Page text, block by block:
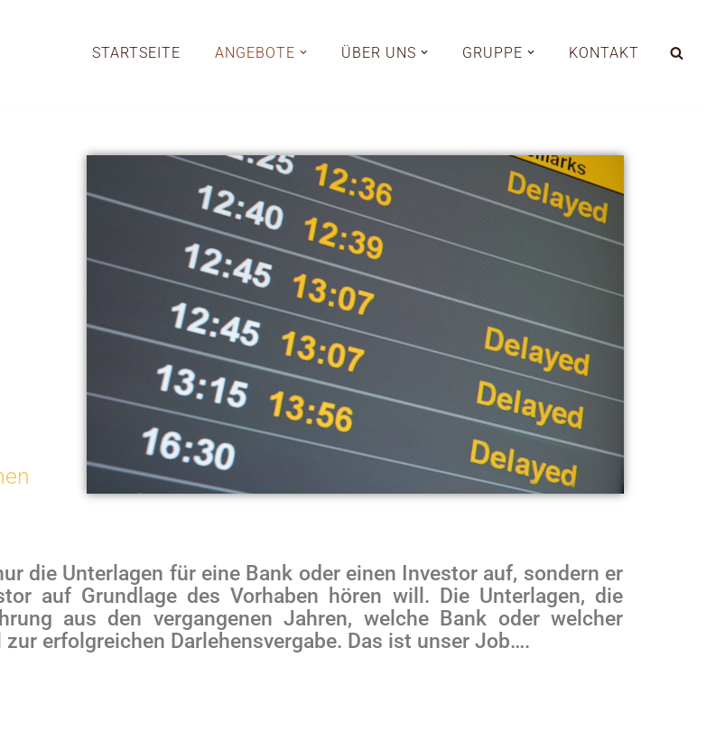
STARTSEITE ANGEBOTE ÜBER UNS GRUPPE KONTAKT
die Unterlagen für eine Bank oder einen Investor auf, sondern er
auf Grundlage des Vorhaben hören will. Die Unterlagen, die
aus den vergangenen Jahren, welche Bank oder welcher
erfolgreichen Darlehensvergabe. Das ist unser Job….